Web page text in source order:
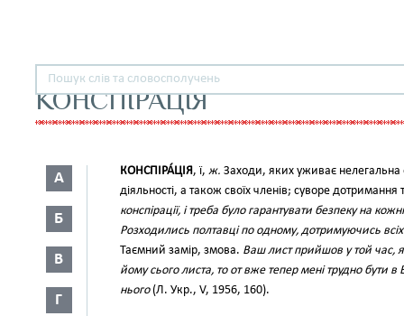
КОНСПІРАЦІЯ
А
Б
В
Г
КОНСПІРА́ЦІЯ, ї, ж. Заходи, яких уживає нелегальна
діяльності, а також своїх членів; суворе дотримання
конспірації, і треба було гарантувати безпеку на
Розходились полтавці по одному, дотримуючись всіх
Таємний замір, змова. Ваш лист прийшов у той час,
йому сього листа, то от вже тепер мені трудно бути в
нього(Л. Укр., V, 1956, 160).